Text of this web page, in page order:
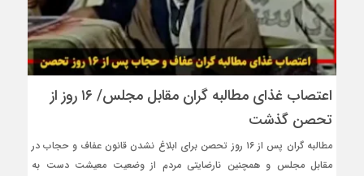
اعتصاب غذای مطالبه گران مقابل مجلس/ ۱۶ روز از
تحصن گذشت
مطالبه گران پس از ۱۶ روز تحصن برای ابلاغ نشدن قانون عفاف و حجاب در
مقابل مجلس و همچنین نارضایتی مردم از وضعیت معیشت دست به